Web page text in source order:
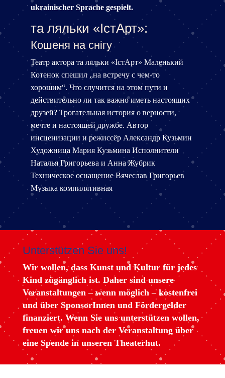
ukrainischer Sprache gespielt.
та ляльки «ІстАрт»:
Кошеня на снігу
Театр актора та ляльки «ІстАрт» Маленький
Котенок спешил „на встречу с чем-то
хорошим“. Что случится на этом пути и
действительно ли так важно иметь настоящих
друзей? Трогательная история о верности,
мечте и настоящей дружбе. Автор
инсценизации и режиссёр Александр Кузьмин
Художница Мария Кузьмина Исполнители
Наталья Григорьева и Анна Жубрик
Техническое оснащение Вячеслав Григорьев
Музыка компилятивная
Unterstützen Sie uns!
Wir wollen, dass Kunst und Kultur für jedes
Kind zügänglich ist. Daher sind unsere
Veranstaltungen – wenn möglich – kostenfrei
und über SponsorInnen und Fördergelder
finanziert. Wenn Sie uns unterstützen wollen,
freuen wir uns nach der Veranstaltung über
eine Spende in unseren Theaterhut.